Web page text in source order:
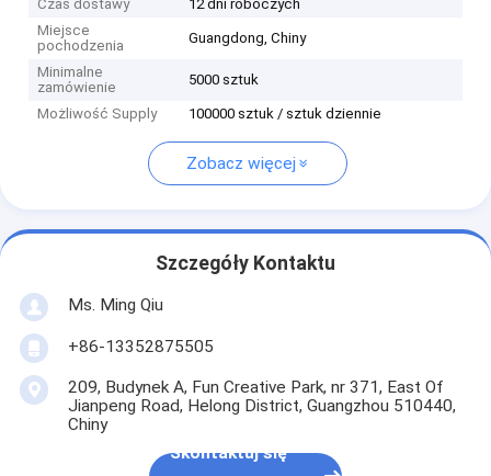
Czas dostawy
12 dni roboczych
Miejsce
pochodzenia
Guangdong, Chiny
Minimalne
zamówienie
5000 sztuk
Możliwość Supply 100000 sztuk / sztuk dziennie
Zobacz więcej
Szczegóły Kontaktu
Ms. Ming Qiu
+86-13352875505
209, Budynek A, Fun Creative Park, nr 371, East Of
Jianpeng Road, Helong District, Guangzhou 510440,
Chiny
Skontaktuj się